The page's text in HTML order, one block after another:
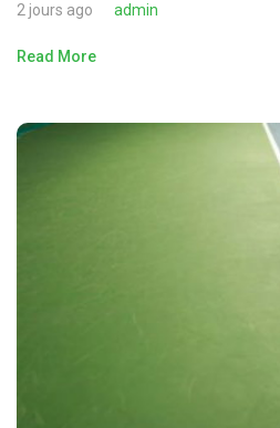
2 jours ago admin
Read More